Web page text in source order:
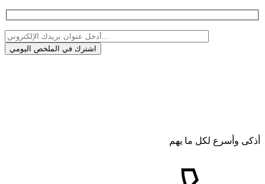
أذكى وأسرع لكل ما يهم